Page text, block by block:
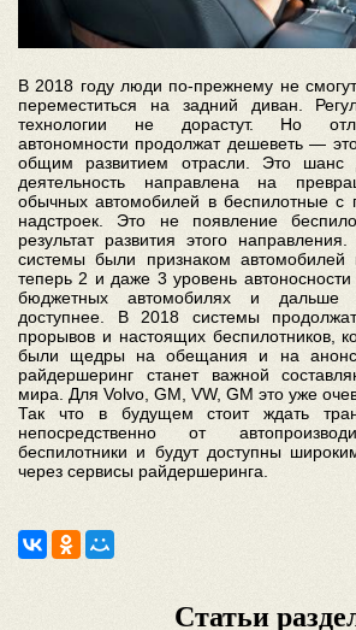
В 2018 году люди по-прежнему не
переместиться на задний диван.
технологии не дорастут. Но
автономности продолжат дешеветь —
общим развитием отрасли. Это шанс
деятельность направлена на
обычных автомобилей в беспилотные
надстроек. Это не появление
результат развития этого
системы были признаком автомобилей
теперь 2 и даже 3 уровень
бюджетных автомобилях и
доступнее. В 2018 системы
прорывов и настоящих беспилотников,
были щедры на обещания и на
райдершеринг станет важной
мира. Для Volvo, GM, VW, GM это уже
Так что в будущем стоит ждать
непосредственно от
беспилотники и будут доступны
через сервисы райдершеринга.
Статьи